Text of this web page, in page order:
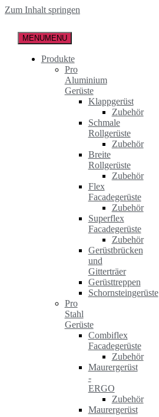
Zum Inhalt springen
MENUMENU
Produkte
Pro
Aluminium
Gerüste
Klappgerüst
Zubehör
Schmale
Rollgerüste
Zubehör
Breite
Rollgerüste
Zubehör
Flex
Facadegerüste
Zubehör
Superflex
Facadegerüste
Zubehör
Gerüstbrücken
und
Gitterträer
Gerüsttreppen
Schornsteingerüste
Pro
Stahl
Gerüste
Combiflex
Facadegerüste
Zubehör
Maurergerüst
-
ERGO
Zubehör
Maurergerüst